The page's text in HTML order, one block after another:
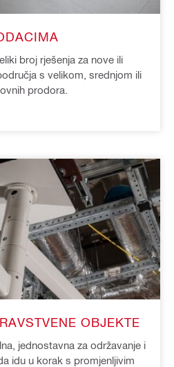
broj rješenja za nove ili
s velikom, srednjom ili
prodora.
OBJEKTE
jednostavna za održavanje i
idu u korak s promjenljivim